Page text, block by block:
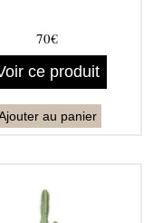
70€
ce produit
au panier